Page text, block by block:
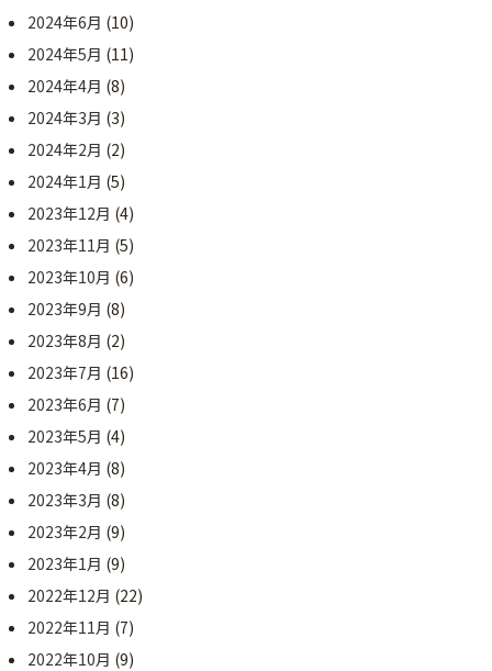
2024年6月 (10)
2024年5月 (11)
2024年4月 (8)
2024年3月 (3)
2024年2月 (2)
2024年1月 (5)
2023年12月 (4)
2023年11月 (5)
2023年10月 (6)
2023年9月 (8)
2023年8月 (2)
2023年7月 (16)
2023年6月 (7)
2023年5月 (4)
2023年4月 (8)
2023年3月 (8)
2023年2月 (9)
2023年1月 (9)
2022年12月 (22)
2022年11月 (7)
2022年10月 (9)